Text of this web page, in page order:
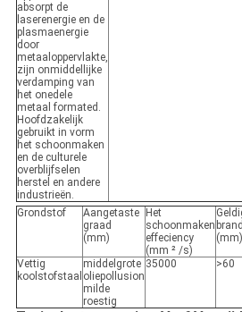
absorpt de
laserenergie en de
plasmaenergie
door
metaaloppervlakte,
zijn onmiddellijke
verdamping van
het onedele
metaal formated.
Hoofdzakelijk
gebruikt in vorm
het schoonmaken
en de culturele
overblijfselen
herstel en andere
industrieën.
Grondstof
Aangetaste
graad
(mm)
Het
schoonmaken
effeciency
(mm ² /s)
(mm)
Vettig
koolstofstaal
middelgrote
oliepollusion
milde
roestig
35000 >60